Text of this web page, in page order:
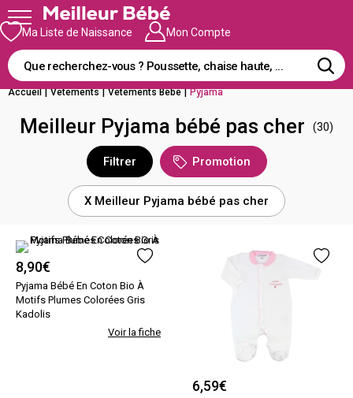
Ma Liste de Naissance Mon Compte
Accueil | Vêtements | Vêtements Bébé | Pyjama
Meilleur Pyjama bébé pas cher (30)
Filtrer Promotion
X Meilleur Pyjama bébé pas cher
8,90€
Pyjama Bébé En Coton Bio À
Motifs Plumes Colorées Gris
Kadolis
Voir la fiche
6,59€